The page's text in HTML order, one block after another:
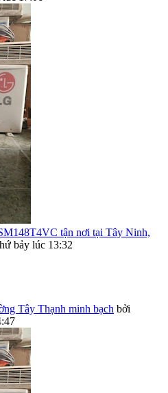
tận nơi tại Tây Ninh,
bảy lúc 13:32
Tây Thạnh minh bạch bởi